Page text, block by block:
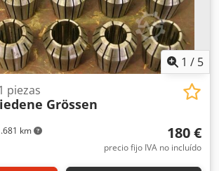
1 / 5
km
piezas
Grössen
180 €
precio fijo IVA no incluído